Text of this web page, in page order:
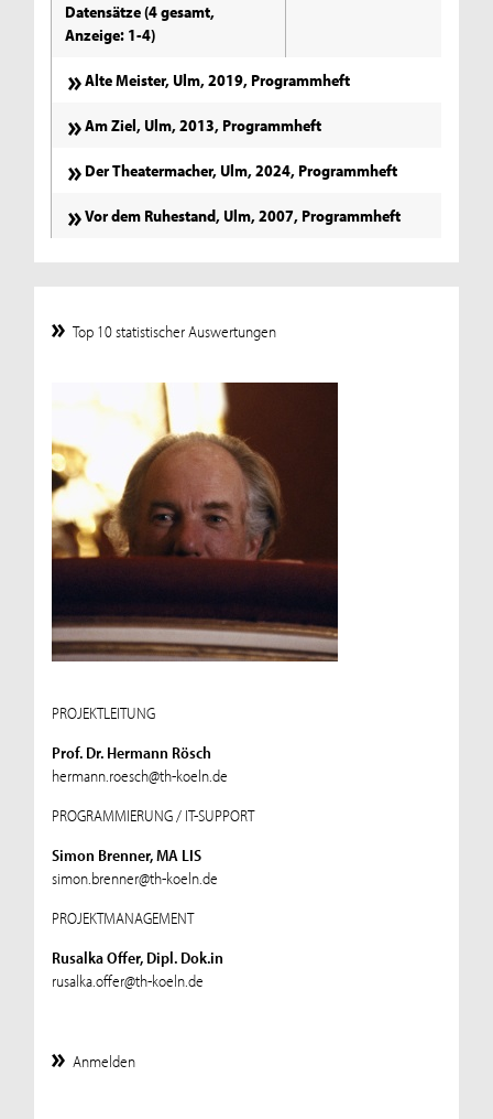
Datensätze (4 gesamt,
Anzeige: 1-4)
Alte Meister, Ulm, 2019, Programmheft
Am Ziel, Ulm, 2013, Programmheft
Der Theatermacher, Ulm, 2024, Programmheft
Vor dem Ruhestand, Ulm, 2007, Programmheft
Top 10 statistischer Auswertungen
PROJEKTLEITUNG
Prof. Dr. Hermann Rösch
hermann.roesch@th-koeln.de
PROGRAMMIERUNG / IT-SUPPORT
Simon Brenner, MA LIS
simon.brenner@th-koeln.de
PROJEKTMANAGEMENT
Rusalka Offer, Dipl. Dok.in
rusalka.offer@th-koeln.de
Anmelden